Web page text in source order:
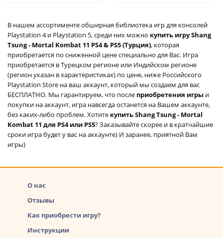
В нашем ассортименте обширная библиотека игр для консолей
Playstation 4 и Playstation 5, среди них можно купить игру Shang
Tsung - Mortal Kombat 11 PS4 & PS5 (Турция), которая
приобретается по сниженной цене специально для Вас. Игра
приобретается в Турецком регионе или Индийском регионе
(регион указан в характеристиках) по цене, ниже Российского
Playstation Store на ваш аккаунт, который мы создаем для вас
БЕСПЛАТНО. Мы гарантируем, что после приобретения игры и
покупки на аккаунт, игра навсегда останется на Вашем аккаунте,
без каких-либо проблем. Хотите купить Shang Tsung - Mortal
Kombat 11 для PS4 или PS5? Заказывайте скорее и в кратчайшие
сроки игра будет у вас на аккаунте) И заранее, приятной Вам
игры)
О нас
Отзывы
Как приобрести игру?
Инструкции